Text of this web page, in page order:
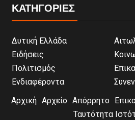
ΚΑΤΗΓΟΡΙΕΣ
Δυτική Ελλάδα
Ειδήσεις
Πολιτισμός
Ενδιαφέροντα
Αρχική Αρχείο Απόρρητο
Ταυτότητα